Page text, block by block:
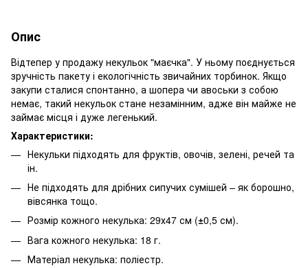
Опис
Відтепер у продажу некульок "маєчка". У ньому поєднується
зручність пакету і екологічність звичайних торбинок. Якщо
закупи сталися спонтанно, а шопера чи авоськи з собою
немає, такий некульок стане незамінним, адже він майже не
займає місця і дуже легенький.⠀
Характеристики:
Некульки підходять для фруктів, овочів, зелені, речей та
ін.
Не підходять для дрібних сипучих сумішей – як борошно,
вівсянка тощо.
Розмір кожного некулька: 29х47 см (±0,5 см).
Вага кожного некулька: 18 г.
Матеріал некулька: поліестр.